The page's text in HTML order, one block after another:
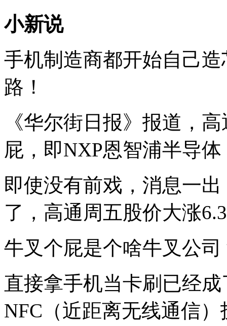
新
说
机
制
造
商
己
造
了，
通
别
路！
《华
街
小新说
手机制造商都开始自己
路！
《华尔街日报》报道，
屁， 即NXP恩智浦半导
即使没有前戏，消息一
了，高通周五股价大涨
牛叉个屁是个啥牛叉公司
直接拿手机当卡刷已经
NFC（近距离无线通信